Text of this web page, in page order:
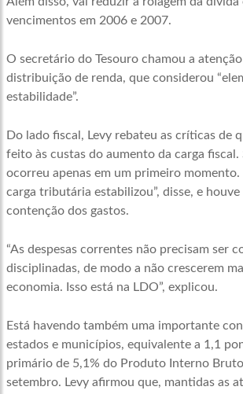
vencimentos em 2006 e 2007.
O secretário do Tesouro chamou a
distribuição de renda, que considerou
estabilidade”.
Do lado fiscal, Levy rebateu as críticas de
feito às custas do aumento da carga fiscal.
ocorreu apenas em um primeiro momento.
carga tributária estabilizou”, disse, e houve
contenção dos gastos.
“As despesas correntes não precisam ser
disciplinadas, de modo a não crescerem
economia. Isso está na LDO”, explicou.
Está havendo também uma importante
estados e municípios, equivalente a 1,1
primário de 5,1% do Produto Interno
setembro. Levy afirmou que, mantidas as